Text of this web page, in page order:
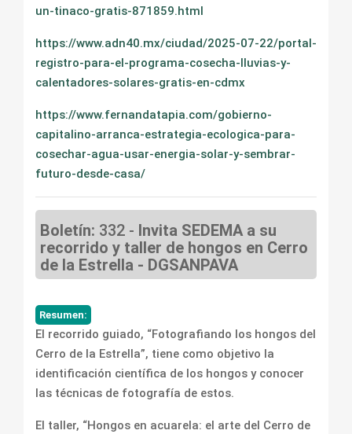
un-tinaco-gratis-871859.html
https://www.adn40.mx/ciudad/2025-07-22/portal-
registro-para-el-programa-cosecha-lluvias-y-
calentadores-solares-gratis-en-cdmx
https://www.fernandatapia.com/gobierno-
capitalino-arranca-estrategia-ecologica-para-
cosechar-agua-usar-energia-solar-y-sembrar-
futuro-desde-casa/
Boletín: 332 - Invita SEDEMA a su
recorrido y taller de hongos en Cerro
de la Estrella - DGSANPAVA
Resumen:
El recorrido guiado, “Fotografiando los hongos del
Cerro de la Estrella”, tiene como objetivo la
identificación científica de los hongos y conocer
las técnicas de fotografía de estos.
El taller, “Hongos en acuarela: el arte del Cerro de